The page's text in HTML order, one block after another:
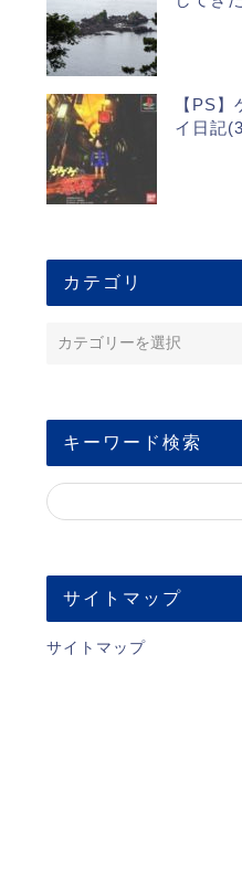
【PS
イ日記
カテゴリ
キーワード検索
サイトマップ
サイトマップ